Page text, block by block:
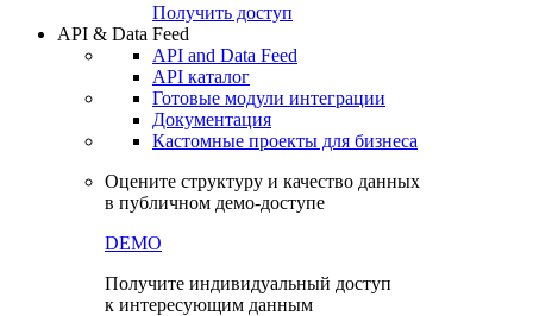
Получить доступ
API & Data Feed
API and Data Feed
API каталог
Готовые модули интеграции
Документация
Кастомные проекты для бизнеса
Оцените структуру и качество данных
в публичном демо-доступе
DEMO
Получите индивидуальный доступ
к интересующим данным